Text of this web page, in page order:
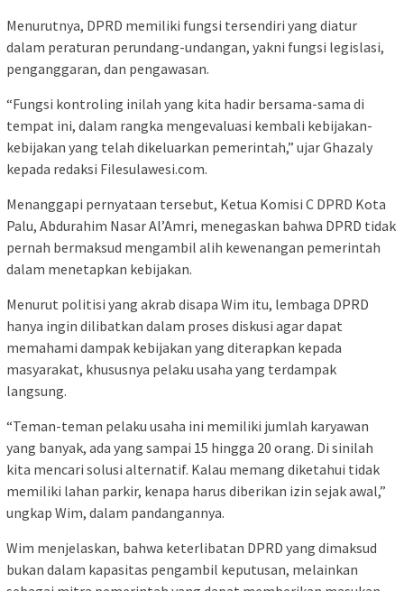
Menurutnya, DPRD memiliki fungsi tersendiri yang diatur
dalam peraturan perundang-undangan, yakni fungsi legislasi,
penganggaran, dan pengawasan.
“Fungsi kontroling inilah yang kita hadir bersama-sama di
tempat ini, dalam rangka mengevaluasi kembali kebijakan-
kebijakan yang telah dikeluarkan pemerintah,” ujar Ghazaly
kepada redaksi Filesulawesi.com.
Menanggapi pernyataan tersebut, Ketua Komisi C DPRD Kota
Palu, Abdurahim Nasar Al’Amri, menegaskan bahwa DPRD tidak
pernah bermaksud mengambil alih kewenangan pemerintah
dalam menetapkan kebijakan.
Menurut politisi yang akrab disapa Wim itu, lembaga DPRD
hanya ingin dilibatkan dalam proses diskusi agar dapat
memahami dampak kebijakan yang diterapkan kepada
masyarakat, khususnya pelaku usaha yang terdampak
langsung.
“Teman-teman pelaku usaha ini memiliki jumlah karyawan
yang banyak, ada yang sampai 15 hingga 20 orang. Di sinilah
kita mencari solusi alternatif. Kalau memang diketahui tidak
memiliki lahan parkir, kenapa harus diberikan izin sejak awal,”
ungkap Wim, dalam pandangannya.
Wim menjelaskan, bahwa keterlibatan DPRD yang dimaksud
bukan dalam kapasitas pengambil keputusan, melainkan